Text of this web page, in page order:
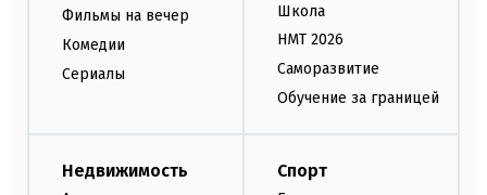
Фильмы на вечер
Комедии
Сериалы
Школа
НМТ 2026
Саморазвитие
Обучение за границей
Недвижимость Спорт